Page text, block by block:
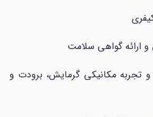
ارائه گواهی سلامت
تجربه مکانیکی گرمایش، برودت و